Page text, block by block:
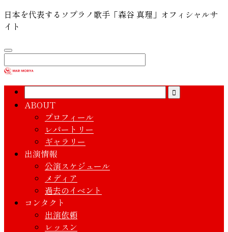
日本を代表するソプラノ歌手「森谷 真理」オフィシャルサ
イト
ABOUT
プロフィール
レパートリー
ギャラリー
出演情報
公演スケジュール
メディア
過去のイベント
コンタクト
出演依頼
レッスン